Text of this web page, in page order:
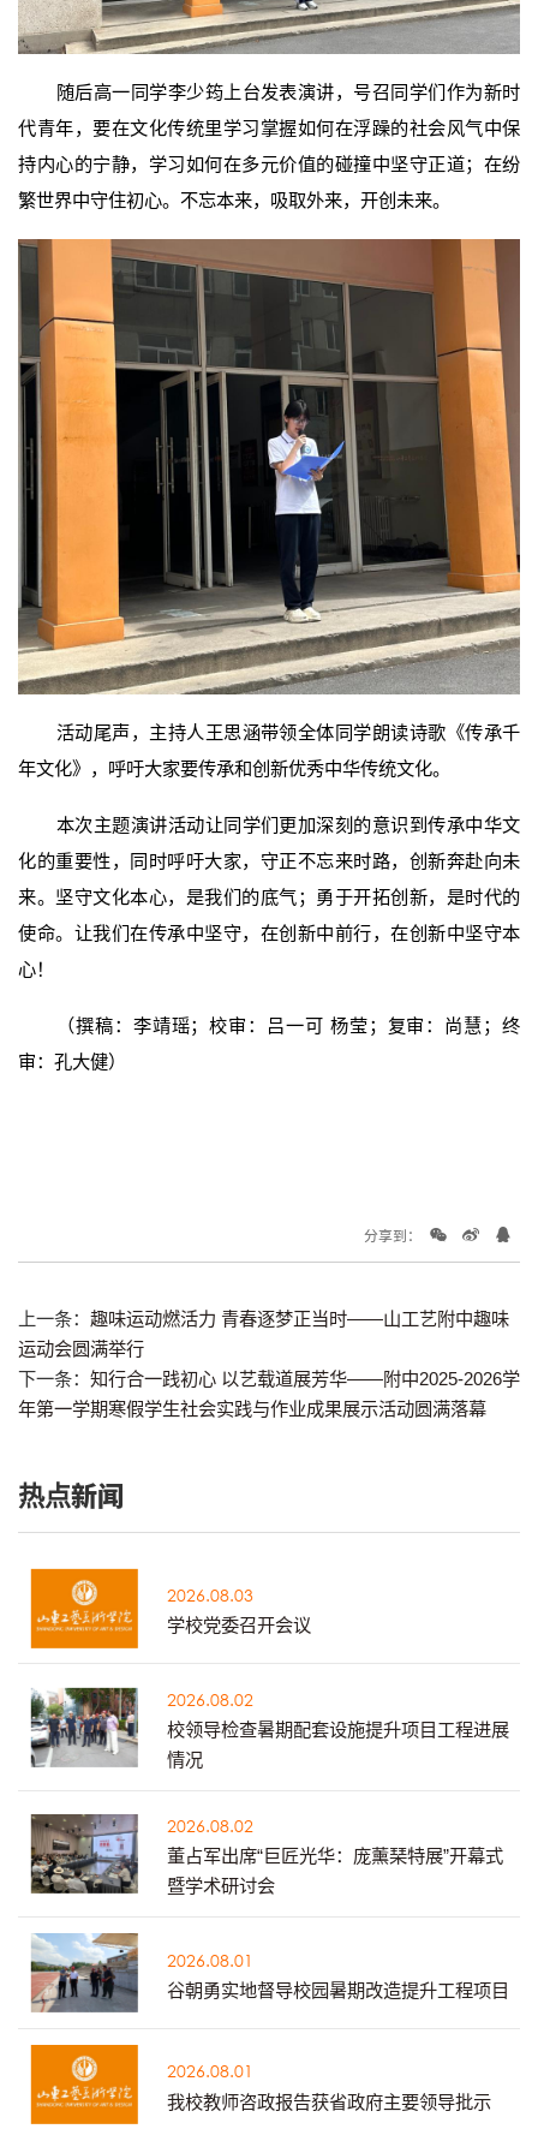
随后高一同学李少筠上台发表演讲，号召同学们作为新时
代青年，要在文化传统里学习掌握如何在浮躁的社会风气中保
持内心的宁静，学习如何在多元价值的碰撞中坚守正道；在纷
繁世界中守住初心。不忘本来，吸取外来，开创未来。
活动尾声，主持人王思涵带领全体同学朗读诗歌《传承千
年文化》，呼吁大家要传承和创新优秀中华传统文化。
本次主题演讲活动让同学们更加深刻的意识到传承中华文
化的重要性，同时呼吁大家，守正不忘来时路，创新奔赴向未
来。坚守文化本心，是我们的底气；勇于开拓创新，是时代的
使命。让我们在传承中坚守，在创新中前行，在创新中坚守本
心！
（撰稿：李靖瑶；校审：吕一可 杨莹；复审：尚慧；终
审：孔大健）
分享到：
上一条： 趣味运动燃活力 青春逐梦正当时——山工艺附中趣味
运动会圆满举行
下一条： 知行合一践初心 以艺载道展芳华——附中2025-2026学
年第一学期寒假学生社会实践与作业成果展示活动圆满落幕
热点新闻
2026.08.03
学校党委召开会议
2026.08.02
校领导检查暑期配套设施提升项目工程进展
情况
2026.08.02
董占军出席“巨匠光华：庞薰琹特展”开幕式
暨学术研讨会
2026.08.01
谷朝勇实地督导校园暑期改造提升工程项目
2026.08.01
我校教师咨政报告获省政府主要领导批示